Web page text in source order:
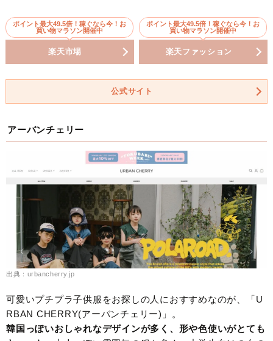
ポイント最大49.5倍！稼ぐなら今！お
買い物マラソン開催中
楽天市場
ポイント最大49.5倍！稼ぐなら今！お
買い物マラソン開催中
楽天ファッション
公式サイト
アーバンチェリー
出典：urbancherry.jp
可愛いプチプラ子供服をお探しの人におすすめなのが、「U
RBAN CHERRY(アーバンチェリー)」。
韓国っぽいおしゃれなデザインが多く、形や色使いがとても